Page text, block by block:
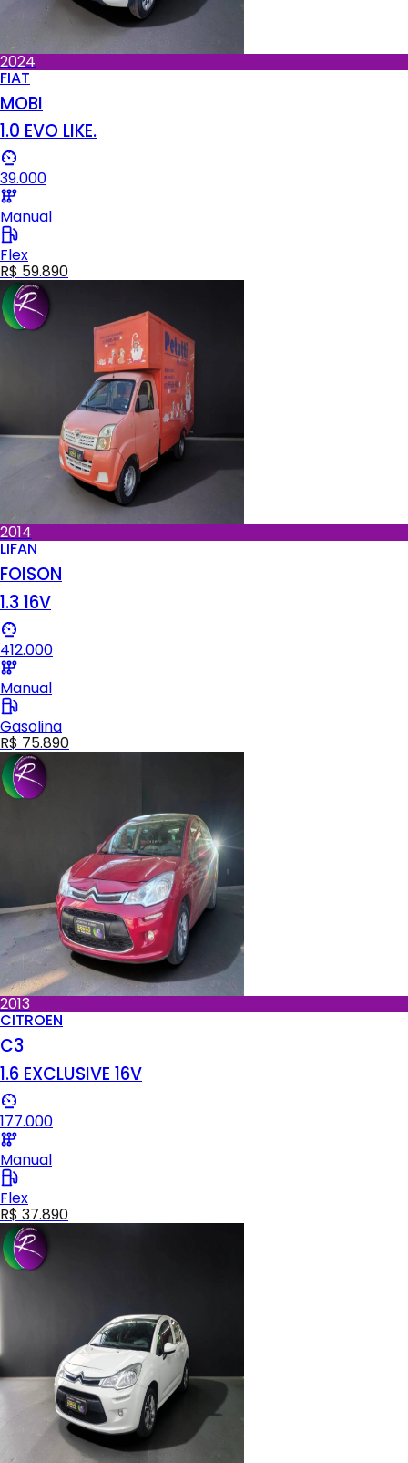
2024
FIAT
MOBI
1.0 EVO LIKE.
39.000
Manual
Flex
R$ 59.890
2014
LIFAN
FOISON
1.3 16V
412.000
Manual
Gasolina
R$ 75.890
2013
CITROEN
C3
1.6 EXCLUSIVE 16V
177.000
Manual
Flex
R$ 37.890